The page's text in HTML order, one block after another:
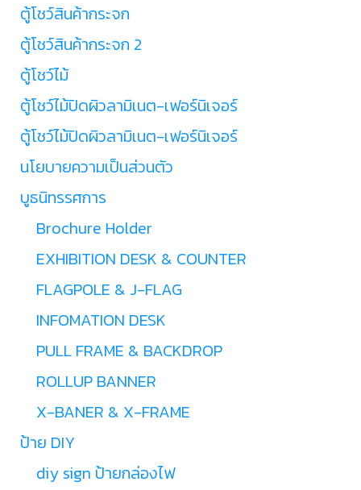
ตู้โชว์สินค้ากระจก
ตู้โชว์สินค้ากระจก 2
ตู้โชว์ไม้
ตู้โชว์ไม้ปิดผิวลามิเนต-เฟอร์นิเจอร์
ตู้โชว์ไม้ปิดผิวลามิเนต-เฟอร์นิเจอร์
นโยบายความเป็นส่วนตัว
บูธนิทรรศการ
Brochure Holder
EXHIBITION DESK & COUNTER
FLAGPOLE & J-FLAG
INFOMATION DESK
PULL FRAME & BACKDROP
ROLLUP BANNER
X-BANER & X-FRAME
ป้าย DIY
diy sign ป้ายกล่องไฟ